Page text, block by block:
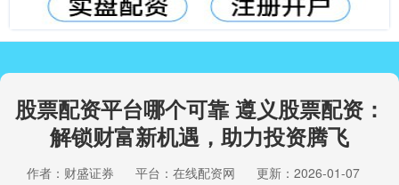
股票配资平台哪个可靠 遵义股票配资：
解锁财富新机遇，助力投资腾飞
作者：财盛证券 平台：在线配资网
更新：2026-01-07